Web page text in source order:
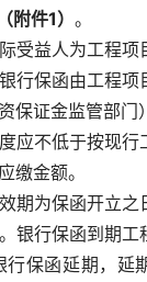
附件1） 。
受益人为工程
行保函由工程项
保证金监管部门
应不低于按现
缴金额。
期为保函开立
银行保函到期
保函延期，延